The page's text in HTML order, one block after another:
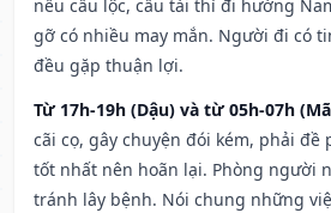
nếu cầu lộc, cầu tài thì đi hướng
gỡ có nhiều may mắn. Người đi có
đều gặp thuận lợi.
Từ 17h-19h (Dậu) và từ 05h-07h
cãi cọ, gây chuyện đói kém, phải
tốt nhất nên hoãn lại. Phòng người
tránh lây bệnh. Nói chung những